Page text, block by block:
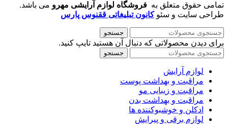
تمامی حقوق متعلق به فروشگاه لوازم آرایشی مهرو می باشد.
طراحی سایت و سئوکانون تبلیغاتی ققنوس پارس
جستجو
برای دیدن محصولاتی که دنبال آن هستید تایپ کنید.
جستجو
لوازم آرایش
مراقبت و بهداشت پوست
مراقبت و زیبایی مو
مراقبت و بهداشت بدن
ادکلن و خوشبوکننده ها
لوازم برقی و پیرایش